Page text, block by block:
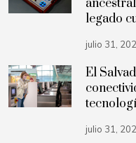
legado
julio 31,
El
julio 31,